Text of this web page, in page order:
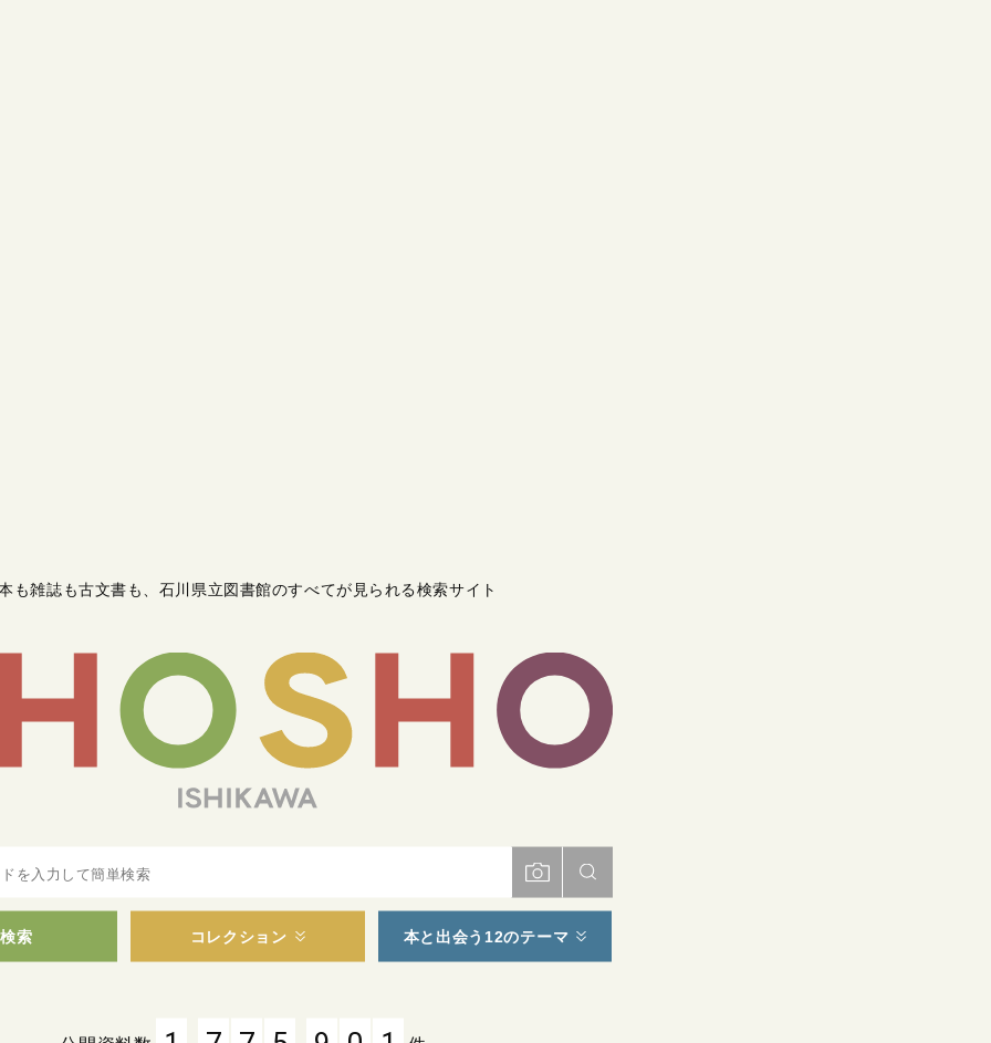
も雑誌も古文書も 石川県立図書館のすべてが見られる検索サイト
索 コレクション 本と出会う12のテーマ